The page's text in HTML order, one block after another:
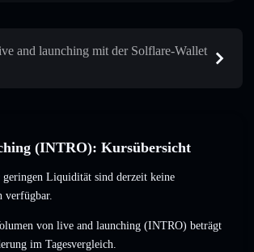
and launching mit der Solflare-Wallet
(INTRO): Kursübersicht
Liquidität sind derzeit keine
verfügbar.
von live and launching (INTRO) beträgt
im Tagesvergleich.